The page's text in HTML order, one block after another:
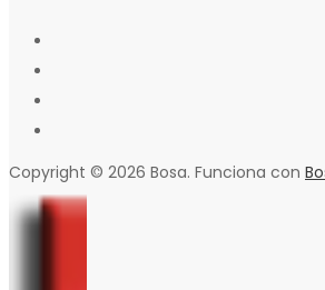
Copyright © 2026 Bosa. Funciona con